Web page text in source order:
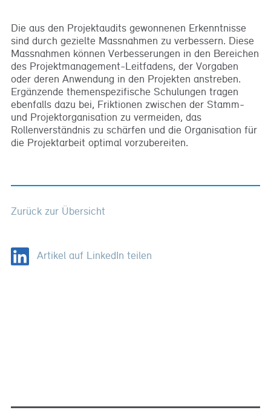
Die aus den Projektaudits gewonnenen Erkenntnisse
sind durch gezielte Massnahmen zu verbessern. Diese
Massnahmen können Verbesserungen in den Bereichen
des Projektmanagement-Leitfadens, der Vorgaben
oder deren Anwendung in den Projekten anstreben.
Ergänzende themenspezifische Schulungen tragen
ebenfalls dazu bei, Friktionen zwischen der Stamm-
und Projektorganisation zu vermeiden, das
Rollenverständnis zu schärfen und die Organisation für
die Projektarbeit optimal vorzubereiten.
Zurück zur Übersicht
Artikel auf LinkedIn teilen